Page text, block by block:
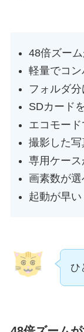
48倍ズー
軽量でコン
フォルダ
SDカード
エコモー
撮影した
専用ケース
画素数が選
起動が早い
ひ